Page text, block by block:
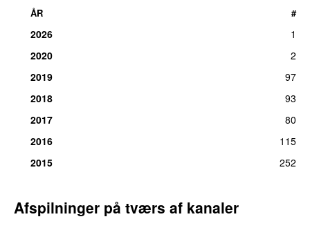
ÅR #
2026
1
2020
2
2019
97
2018
93
2017
80
2016
115
2015
252
Afspilninger på tværs af kanaler